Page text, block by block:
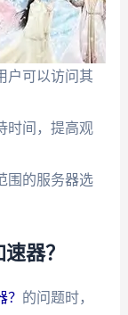
户可以访问其
时间，提高观
围的服务器选
器？
的问题时，